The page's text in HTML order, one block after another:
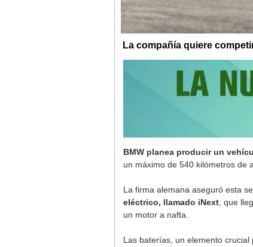
La compañía quiere
BMW planea producir un
un máximo de 540 kilómetros de
La firma alemana aseguró esta
eléctrico, llamado iNext , que
un motor a nafta.
Las baterías, un elemento crucial